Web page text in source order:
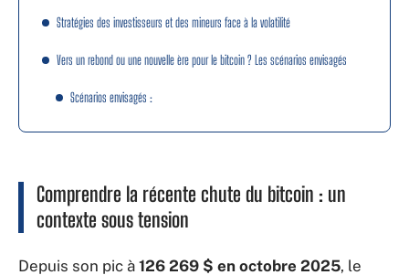
Stratégies des investisseurs et des mineurs face à la volatilité
Vers un rebond ou une nouvelle ère pour le bitcoin ? Les scénarios envisagés
Scénarios envisagés :
Comprendre la récente chute du bitcoin : un
contexte sous tension
Depuis son pic à 126 269 $ en octobre 2025, le